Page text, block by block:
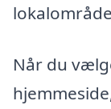
Når du